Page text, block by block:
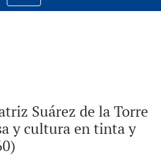
Suárez de la Torre
y cultura en tinta y